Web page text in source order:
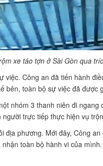
xe táo tợn ở Sài Gòn qua
Công an đã tiến hành
bên, toàn bộ sự việc đã được
nhóm 3 thanh niên đi
trực tiếp thực hiện vụ
địa phương. Mới đây, Công
toàn bộ hành vi của mình.